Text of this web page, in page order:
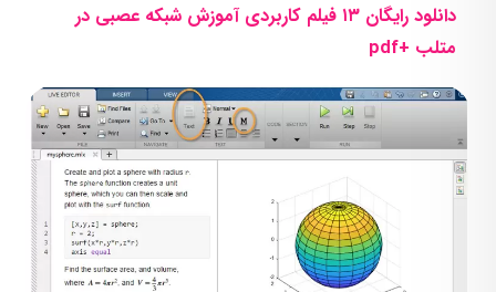
دانلود رایگان ۱۳ فیلم کاربردی آموزش شبکه عصبی در
متلب +pdf